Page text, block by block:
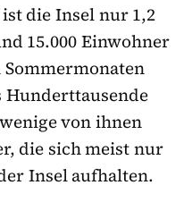
die Insel nur 1,2
15.000 Einwohner
Hunderttausende
von ihnen
die sich meist nur
Insel aufhalten.